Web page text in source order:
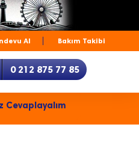
Al Bakım Takibi
0 212 875 77 85
Cevaplayalım